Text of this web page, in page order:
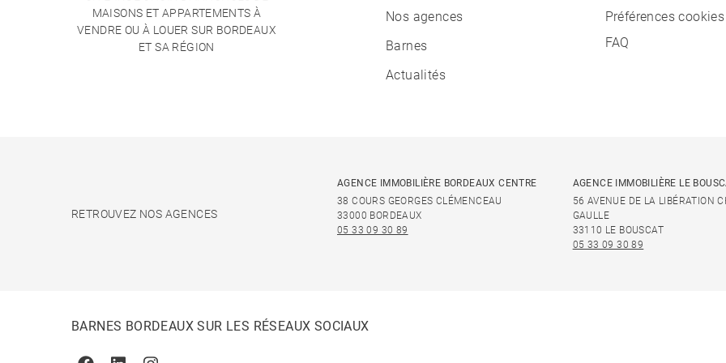
MAISONS ET APPARTEMENTS À
VENDRE OU À LOUER SUR BORDEAUX
ET SA RÉGION
Nos agences
Barnes
Actualités
Préférences cookies
FAQ
RETROUVEZ NOS AGENCES
AGENCE IMMOBILIÈRE BORDEAUX CENTRE
38 COURS GEORGES CLÉMENCEAU
33000 BORDEAUX
05 33 09 30 89
AGENCE IMMOBILIÈRE LE
56 AVENUE DE LA LIBÉRATION
GAULLE
33110 LE BOUSCAT
05 33 09 30 89
BARNES BORDEAUX SUR LES RÉSEAUX SOCIAUX